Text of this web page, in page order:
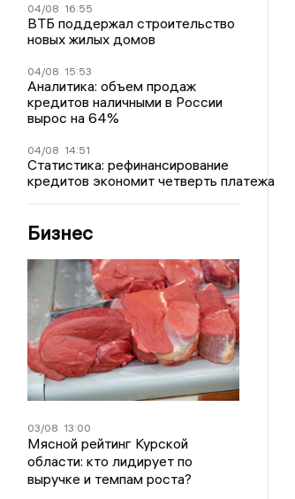
04/08 16:55
ВТБ поддержал строительство
новых жилых домов
04/08 15:53
Аналитика: объем продаж
кредитов наличными в России
вырос на 64%
04/08 14:51
Статистика: рефинансирование
кредитов экономит четверть платежа
Бизнес
03/08 13:00
Мясной рейтинг Курской
области: кто лидирует по
выручке и темпам роста?